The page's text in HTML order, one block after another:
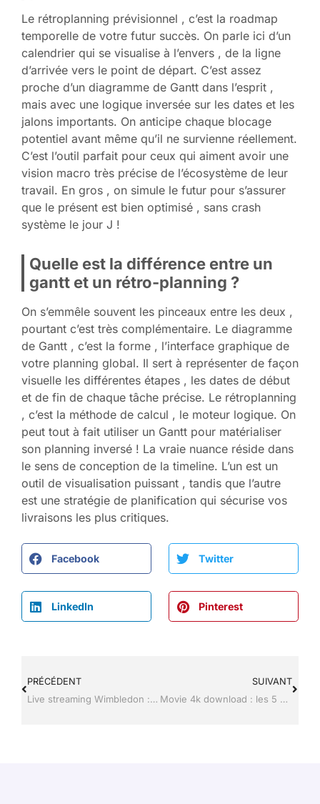
Le rétroplanning prévisionnel , c’est la roadmap
temporelle de votre futur succès. On parle ici d’un
calendrier qui se visualise à l’envers , de la ligne
d’arrivée vers le point de départ. C’est assez
proche d’un diagramme de Gantt dans l’esprit ,
mais avec une logique inversée sur les dates et les
jalons importants. On anticipe chaque blocage
potentiel avant même qu’il ne survienne réellement.
C’est l’outil parfait pour ceux qui aiment avoir une
vision macro très précise de l’écosystème de leur
travail. En gros , on simule le futur pour s’assurer
que le présent est bien optimisé , sans crash
système le jour J !
Quelle est la différence entre un
gantt et un rétro-planning ?
On s’emmêle souvent les pinceaux entre les deux ,
pourtant c’est très complémentaire. Le diagramme
de Gantt , c’est la forme , l’interface graphique de
votre planning global. Il sert à représenter de façon
visuelle les différentes étapes , les dates de début
et de fin de chaque tâche précise. Le rétroplanning
, c’est la méthode de calcul , le moteur logique. On
peut tout à fait utiliser un Gantt pour matérialiser
son planning inversé ! La vraie nuance réside dans
le sens de conception de la timeline. L’un est un
outil de visualisation puissant , tandis que l’autre
est une stratégie de planification qui sécurise vos
livraisons les plus critiques.
Facebook Twitter
LinkedIn Pinterest
PRÉCÉDENT
Live streaming Wimbledon : Les solutions pour regarder les matchs en direct
SUIVANT
Movie 4k download : les 5 meilleurs sites pour le format Ultra HD